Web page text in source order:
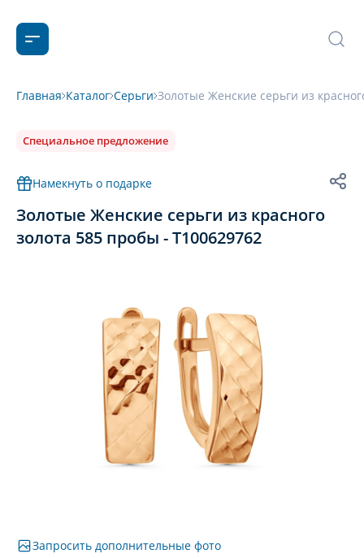
Главная Каталог Серьги Золотые Женские серьги из
Специальное предложение
Намекнуть о подарке
Золотые Женские серьги из красного
золота 585 пробы - Т100629762
Запросить дополнительные фото